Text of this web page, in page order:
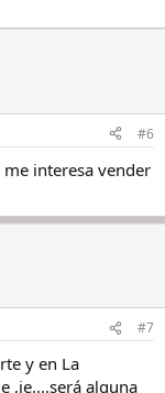
#6
interesa vender
#7
y en La
,je....será alguna